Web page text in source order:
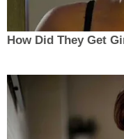
How Did They Get